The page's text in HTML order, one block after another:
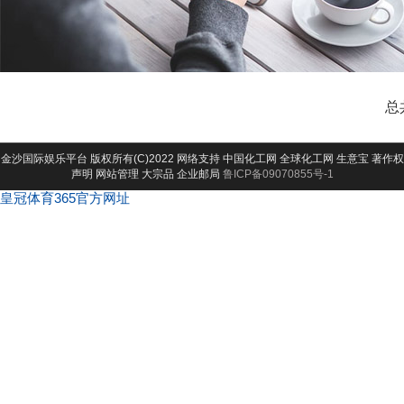
总
金沙国际娱乐平台 版权所有(C)2022 网络支持 中国化工网 全球化工网 生意宝 著作权
声明 网站管理 大宗品 企业邮局 鲁ICP备09070855号-1
皇冠体育365官方网址